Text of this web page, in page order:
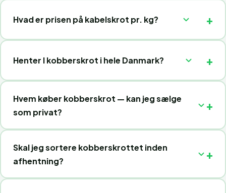
Hvad er prisen på kabelskrot pr. kg?
Henter I kobberskrot i hele Danmark?
Hvem køber kobberskrot — kan jeg sælge
som privat?
Skal jeg sortere kobberskrottet inden
afhentning?